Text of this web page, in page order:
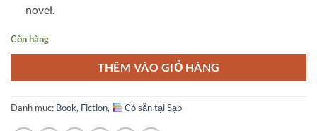
novel.
Còn hàng
THÊM VÀO GIỎ HÀNG
Danh mục: Book, Fiction, Có sẵn tại Sạp